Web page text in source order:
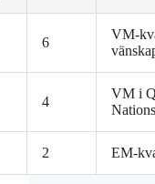
6
VM-
4
VM i
2 EM-